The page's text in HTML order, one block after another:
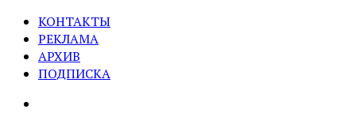
КОНТАКТЫ
РЕКЛАМА
АРХИВ
ПОДПИСКА